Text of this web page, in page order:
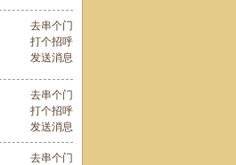
去串个门
打个招呼
发送消息
去串个门
打个招呼
发送消息
去串个门